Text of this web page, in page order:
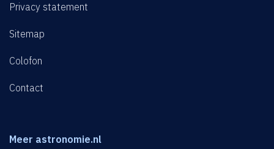
Privacy statement
Sitemap
Colofon
Contact
Meer astronomie.nl